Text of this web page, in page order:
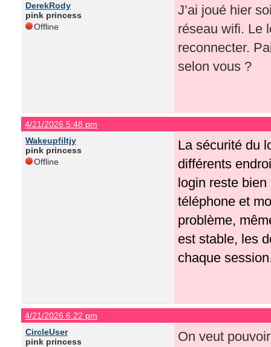
DerekRody
pink princess
Offline
J’ai joué hier
réseau wifi. Le
reconnecter.
selon vous ?
4/21/2026 5:48 pm
Wakeupfiltjy
pink princess
Offline
La sécurité du
différents
login reste bien
téléphone et
problème,
est stable, les
chaque
4/21/2026 6:22 pm
CircleUser
pink princess
On veut